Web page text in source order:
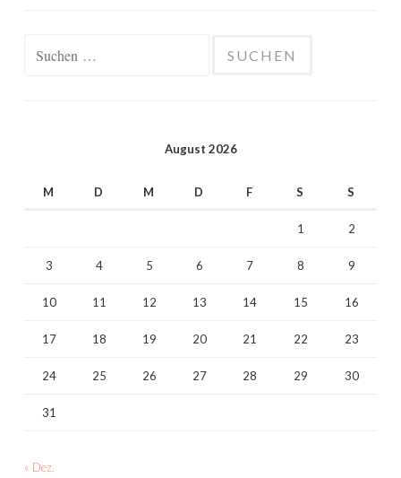
August 2026
M D M D F S S
1 2
3 4 5 6 7 8 9
10 11 12 13 14 15 16
17 18 19 20 21 22 23
24 25 26 27 28 29 30
31
« Dez.